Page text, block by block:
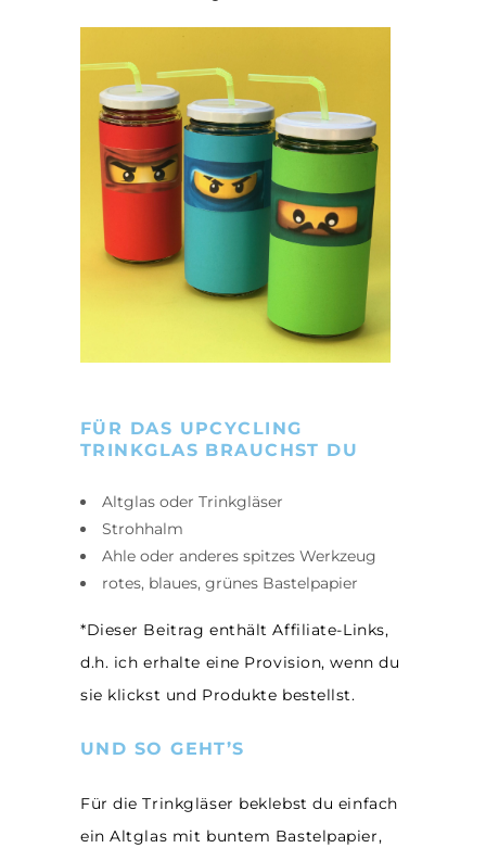
FÜR DAS UPCYCLING
TRINKGLAS BRAUCHST DU
Altglas oder Trinkgläser
Strohhalm
Ahle oder anderes spitzes Werkzeug
rotes, blaues, grünes Bastelpapier
*Dieser Beitrag enthält Affiliate-Links,
d.h. ich erhalte eine Provision, wenn du
sie klickst und Produkte bestellst.
UND SO GEHT’S
Für die Trinkgläser beklebst du einfach
ein Altglas mit buntem Bastelpapier,